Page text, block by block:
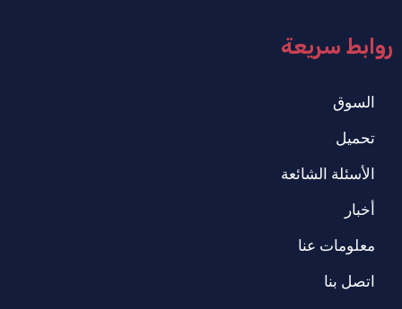
روابط سريعة
السوق
تحميل
الأسئلة الشائعة
أخبار
معلومات عنا
اتصل بنا